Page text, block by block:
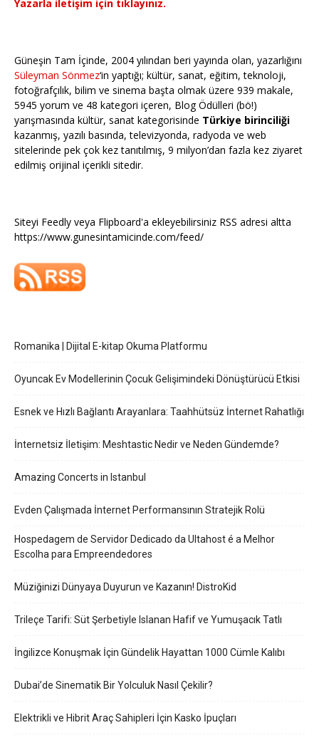
Yazarla iletişim için tıklayınız.
Güneşin Tam İçinde, 2004 yılından beri yayında olan, yazarlığını
Süleyman Sönmez‘in yaptığı; kültür, sanat, eğitim, teknoloji,
fotoğrafçılık, bilim ve sinema başta olmak üzere 939 makale,
5945 yorum ve 48 kategori içeren, Blog Ödülleri (bö!)
yarışmasında kültür, sanat kategorisinde Türkiye birinciliği
kazanmış, yazılı basında, televizyonda, radyoda ve web
sitelerinde pek çok kez tanıtılmış, 9 milyon’dan fazla kez ziyaret
edilmiş orijinal içerikli sitedir.
Siteyi Feedly veya Flipboard'a ekleyebilirsiniz RSS adresi altta
https://www.gunesintamicinde.com/feed/
Romanika | Dijital E-kitap Okuma Platformu
Oyuncak Ev Modellerinin Çocuk Gelişimindeki Dönüştürücü Etkisi
Esnek ve Hızlı Bağlantı Arayanlara: Taahhütsüz İnternet Rahatlığı
İnternetsiz İletişim: Meshtastic Nedir ve Neden Gündemde?
Amazing Concerts in Istanbul
Evden Çalışmada İnternet Performansının Stratejik Rolü
Hospedagem de Servidor Dedicado da Ultahost é a Melhor
Escolha para Empreendedores
Müziğinizi Dünyaya Duyurun ve Kazanın! DistroKid
Trileçe Tarifi: Süt Şerbetiyle Islanan Hafif ve Yumuşacık Tatlı
İngilizce Konuşmak İçin Gündelik Hayattan 1000 Cümle Kalıbı
Dubai’de Sinematik Bir Yolculuk Nasıl Çekilir?
Elektrikli ve Hibrit Araç Sahipleri İçin Kasko İpuçları